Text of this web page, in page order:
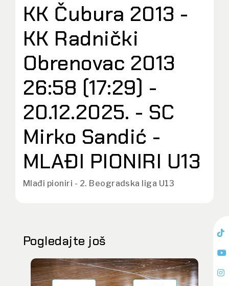
KK Čubura 2013 -
KK Radnički
Obrenovac 2013
26:58 (17:29) -
20.12.2025. - SC
Mirko Sandić -
MLAĐI PIONIRI U13
Mlađi pioniri - 2. Beogradska liga U13
Pogledajte još